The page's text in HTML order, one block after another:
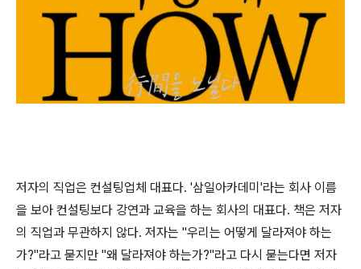
저자의 직업은 컨설팅업체 대표다. '삼일아카데미'라는 회사 이름
을 보아 컨설팅보다 강연과 교육을 하는 회사의 대표다. 책은 저자
의 직업과 무관하지 않다. 저자는 "우리는 어떻게 달라져야 하는
가?"라고 묻지만 "왜 달라져야 하는가?"라고 다시 묻는다면 저자